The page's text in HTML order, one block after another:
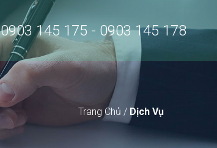
0903 145 175 - 0903 145 178
Trang Chủ / Dịch Vụ